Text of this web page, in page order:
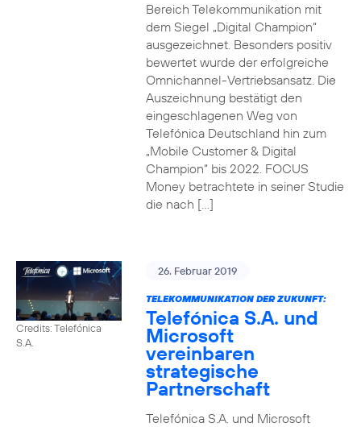
Bereich Telekommunikation mit
dem Siegel „Digital Champion“
ausgezeichnet. Besonders positiv
bewertet wurde der erfolgreiche
Omnichannel-Vertriebsansatz. Die
Auszeichnung bestätigt den
eingeschlagenen Weg von
Telefónica Deutschland hin zum
„Mobile Customer & Digital
Champion“ bis 2022. FOCUS
Money betrachtete in seiner Studie
die nach […]
Credits: Telefónica
S.A.
26. Februar 2019
TELEKOMMUNIKATION DER ZUKUNFT:
Telefónica S.A. und
Microsoft
vereinbaren
strategische
Partnerschaft
Telefónica S.A. und Microsoft